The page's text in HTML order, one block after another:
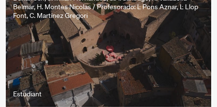
Belmar, H. Montes Nicolas / Profesorado: L. Pons Aznar, L. Llop
Font, C. Martínez Gregori
Estudiant